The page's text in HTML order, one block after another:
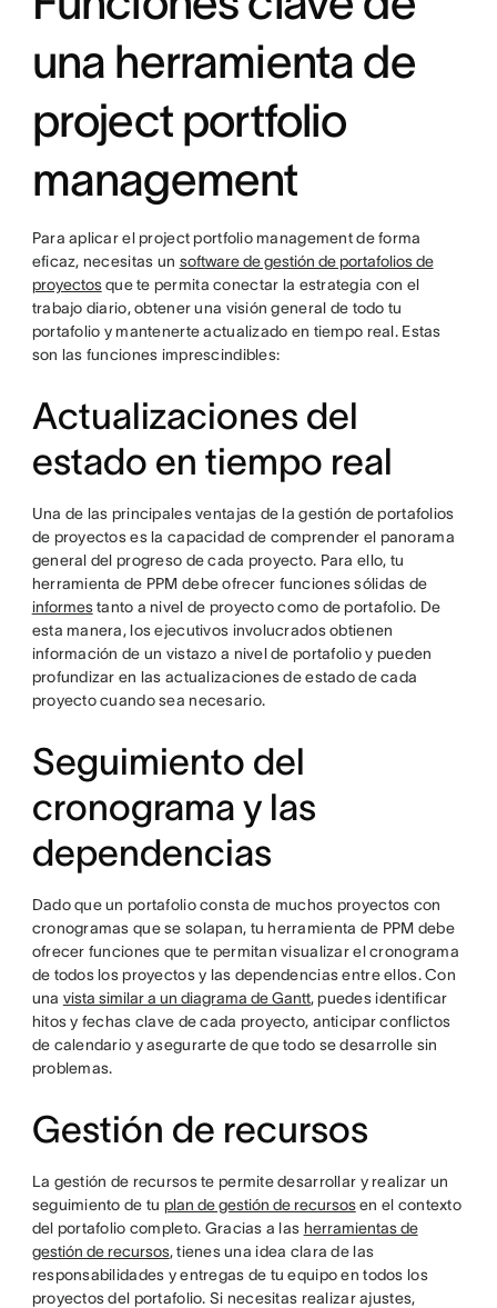
una herramienta de
project portfolio
management
Para aplicar el project portfolio management de forma
eficaz, necesitas un software de gestión de portafolios de
proyectosque te permita conectar la estrategia con el
trabajo diario, obtener una visión general de todo tu
portafolio y mantenerte actualizado en tiempo real. Estas
son las funciones imprescindibles:
Actualizaciones del
estado en tiempo real
Una de las principales ventajas de la gestión de portafolios
de proyectos es la capacidad de comprender el panorama
general del progreso de cada proyecto. Para ello, tu
herramienta de PPM debe ofrecer funciones sólidas de
informestanto a nivel de proyecto como de portafolio. De
esta manera, los ejecutivos involucrados obtienen
información de un vistazo a nivel de portafolio y pueden
profundizar en las actualizaciones de estado de cada
proyecto cuando sea necesario.
Seguimiento del
cronograma y las
dependencias
Dado que un portafolio consta de muchos proyectos con
cronogramas que se solapan, tu herramienta de PPM debe
ofrecer funciones que te permitan visualizar el cronograma
de todos los proyectos y las dependencias entre ellos. Con
una vista similar a un diagrama de Gantt, puedes identificar
hitos y fechas clave de cada proyecto, anticipar conflictos
de calendario y asegurarte de que todo se desarrolle sin
problemas.
Gestión de recursos
La gestión de recursos te permite desarrollar y realizar un
seguimiento de tu plan de gestión de recursosen el contexto
del portafolio completo. Gracias a las herramientas de
gestión de recursos, tienes una idea clara de las
responsabilidades y entregas de tu equipo en todos los
proyectos del portafolio. Si necesitas realizar ajustes,